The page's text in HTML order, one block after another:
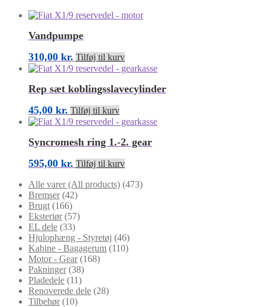
Vandpumpe
310,00 kr. Tilføj til kurv
Rep sæt koblingsslavecylinder
45,00 kr. Tilføj til kurv
Syncromesh ring 1.-2. gear
595,00 kr. Tilføj til kurv
Alle varer (All products) (473)
Bremser (42)
Brugt (166)
Eksteriør (57)
EL dele (33)
Hjulophæng - Styretøj (46)
Kabine - Bagagerum (110)
Motor - Gear (168)
Pakninger (38)
Pladedele (11)
Renoverede dele (28)
Tilbehør (10)